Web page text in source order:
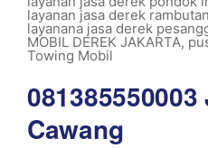
layanan jasa derek rambutan
layanana jasa derek
MOBIL DEREK JAKARTA,
Towing Mobil
Cawang